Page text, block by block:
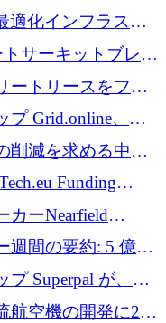
万ユーロを確保
適化インフラスト
シリーズ A で
サーキットブレー
万ユーロを調達
ートリースをフラ
万ユーロを確
プ Grid.online、配
、400 万ユーロの
削減を求める中、
万ドルで支援
Funding
カーNearfield
ルを調達
週間の要約: 5 億
以上のテクノロジ
Superpal が、
ワーカー プラット
航空機の開発に250